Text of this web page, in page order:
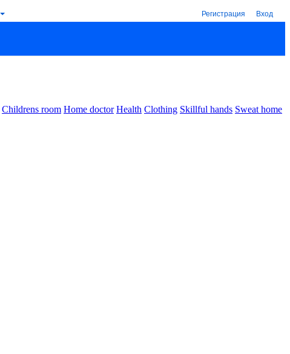
Регистрация Вход
Childrens room Home doctor Health Clothing Skillful hands Sweat home